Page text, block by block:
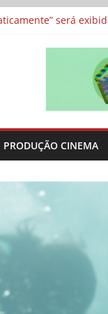
será
e divide prêmio
metragens sobre
“Os Feiticeiros
PRODUÇÃO CINEMA